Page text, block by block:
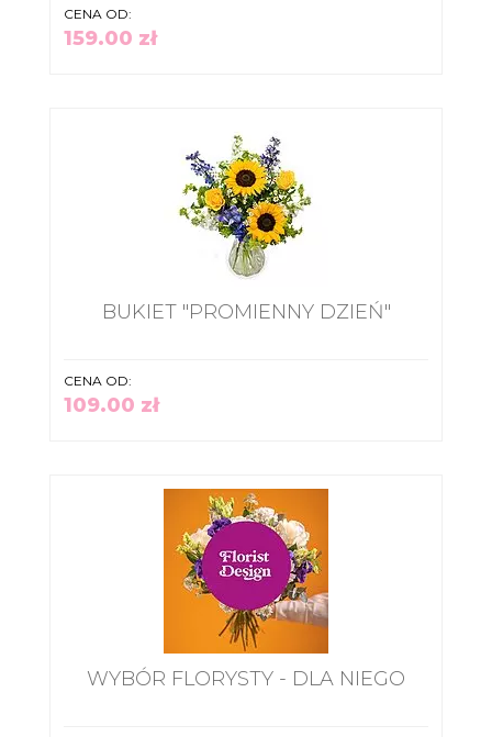
CENA OD:
159.00 zł
BUKIET "PROMIENNY DZIEŃ"
CENA OD:
109.00 zł
WYBÓR FLORYSTY - DLA NIEGO